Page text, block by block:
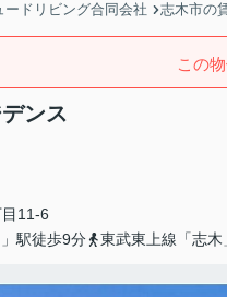
ドリビング合同会社 志木市の
この
ンス
目11-6
駅徒歩9分
東武東上線「志